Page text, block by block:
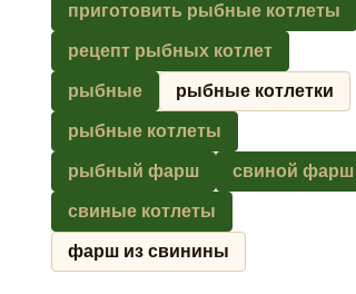
приготовить рыбные котлеты
рецепт рыбных котлет
рыбные рыбные котлетки
рыбные котлеты
рыбный фарш свиной фарш
свиные котлеты
фарш из свинины